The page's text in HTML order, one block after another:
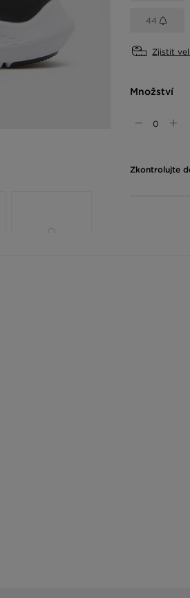
44
Zjistit
Množství
Zkontrolujte